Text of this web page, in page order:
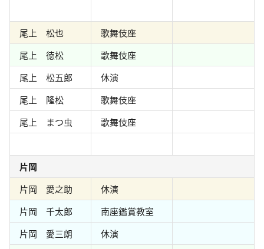
尾上 松也
歌舞伎座
尾上 徳松
歌舞伎座
尾上 松五郎
休演
尾上 隆松
歌舞伎座
尾上 まつ虫
歌舞伎座
片岡
片岡 愛之助
休演
片岡 千太郎
南座鑑賞教室
片岡 愛三朗
休演